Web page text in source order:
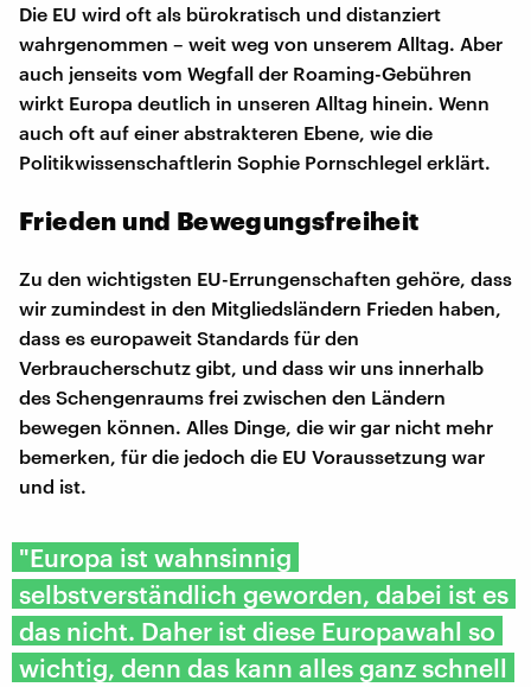
Die EU wird oft als bürokratisch und distanziert
wahrgenommen – weit weg von unserem Alltag. Aber
auch jenseits vom Wegfall der Roaming-Gebühren
wirkt Europa deutlich in unseren Alltag hinein. Wenn
auch oft auf einer abstrakteren Ebene, wie die
Politikwissenschaftlerin Sophie Pornschlegel erklärt.
Frieden und Bewegungsfreiheit
Zu den wichtigsten EU-Errungenschaften gehöre, dass
wir zumindest in den Mitgliedsländern Frieden haben,
dass es europaweit Standards für den
Verbraucherschutz gibt, und dass wir uns innerhalb
des Schengenraums frei zwischen den Ländern
bewegen können. Alles Dinge, die wir gar nicht mehr
bemerken, für die jedoch die EU Voraussetzung war
und ist.
"Europa ist wahnsinnig
selbstverständlich geworden, dabei ist es
das nicht. Daher ist diese Europawahl so
wichtig, denn das kann alles ganz schnell